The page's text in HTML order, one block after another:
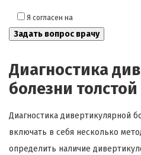
Я согласен на
Диагностика
болезни
Диагностика дивертикулярной
включать в себя несколько
определить наличие